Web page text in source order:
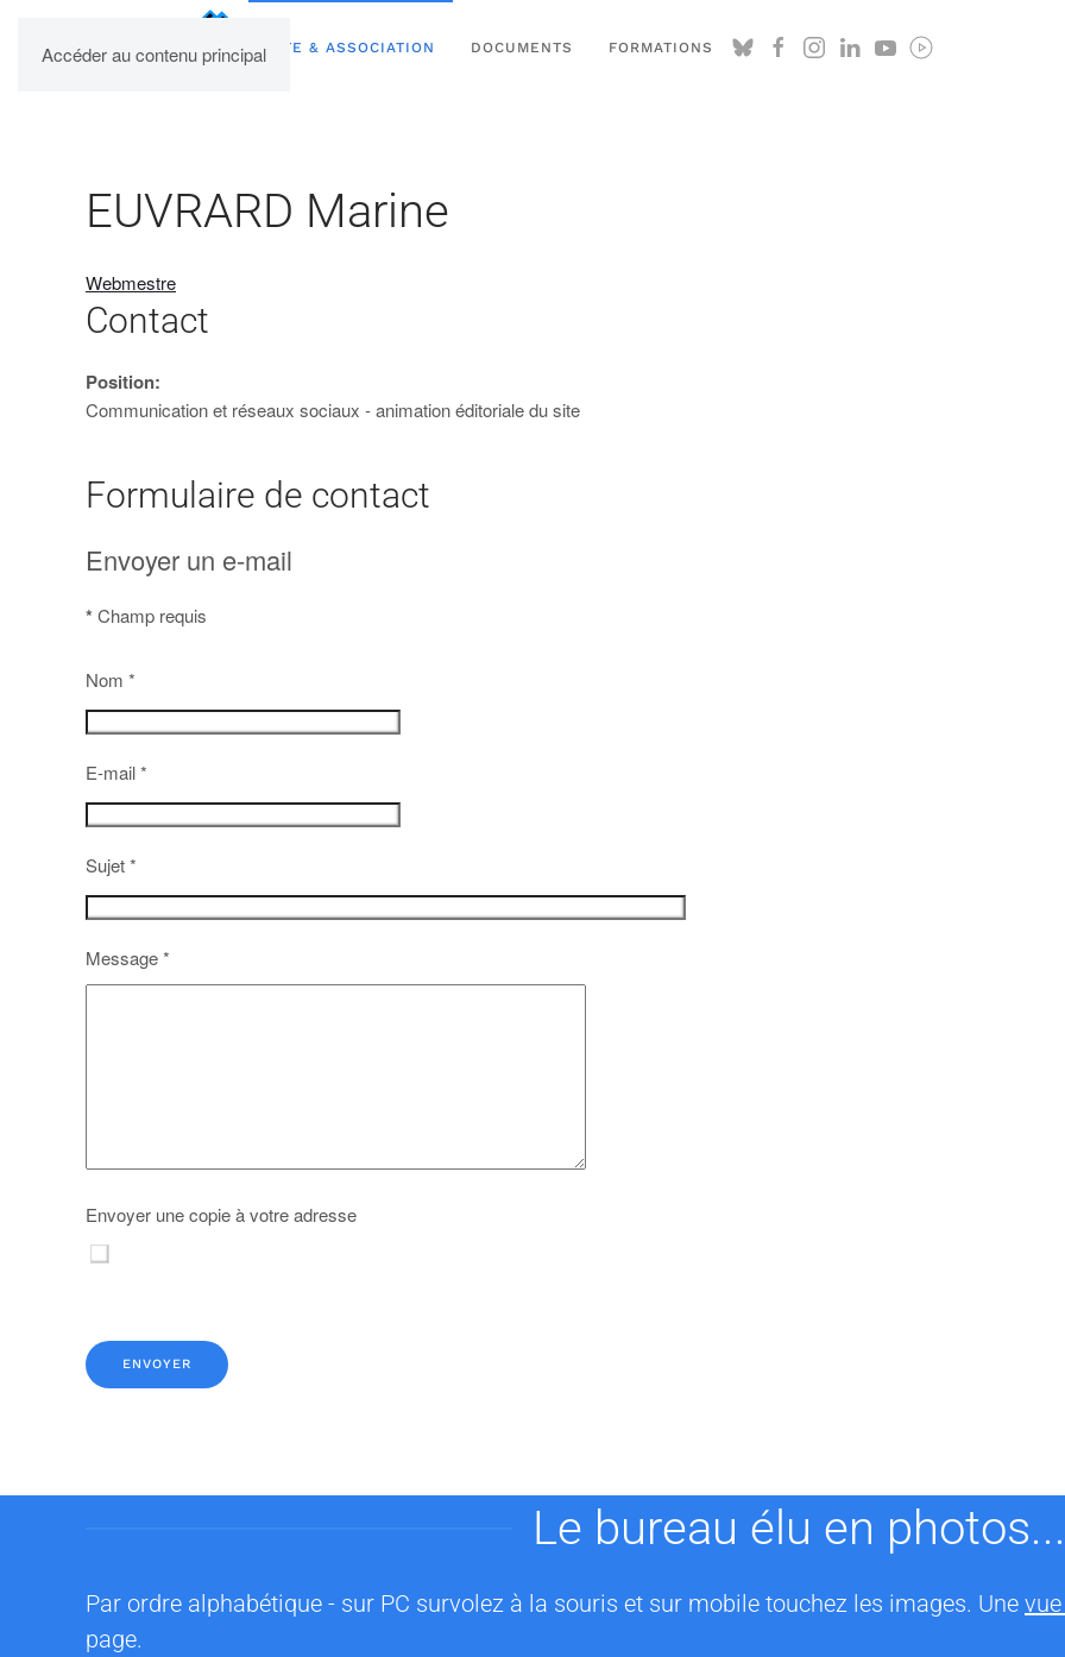
Accéder au contenu principal
UPBM SITE & ASSOCIATION DOCUMENTS FORMATIONS
EUVRARD Marine
Webmestre
Contact
Position:
Communication et réseaux sociaux - animation éditoriale du site
Formulaire de contact
Envoyer un e-mail
* Champ requis
Nom *
E-mail*
Sujet*
Message*
Envoyer une copie à votre adresse
ENVOYER
Le bureau élu en photos...
Par ordre alphabétique - sur PC survolez à la souris et sur mobile touchez les images. Une
page.